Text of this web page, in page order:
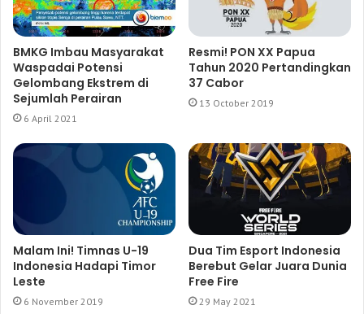
BMKG Imbau Masyarakat
Waspadai Potensi
Gelombang Ekstrem di
Sejumlah Perairan
6 April 2021
Resmi! PON XX Papua
Tahun 2020 Pertandingkan
37 Cabor
13 October 2019
Malam Ini! Timnas U-19
Indonesia Hadapi Timor
Leste
6 November 2019
Dua Tim Esport Indonesia
Berebut Gelar Juara Dunia
Free Fire
29 May 2021